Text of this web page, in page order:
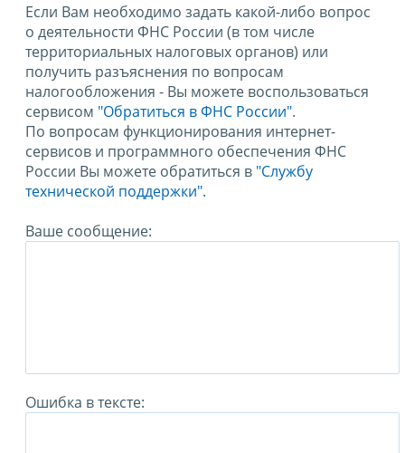
Если Вам необходимо задать какой-либо вопрос
о деятельности ФНС России (в том числе
территориальных налоговых органов) или
получить разъяснения по вопросам
налогообложения - Вы можете воспользоваться
сервисом "Обратиться в ФНС России".
По вопросам функционирования интернет-
сервисов и программного обеспечения ФНС
России Вы можете обратиться в "Службу
технической поддержки".
Ваше сообщение:
Ошибка в тексте: